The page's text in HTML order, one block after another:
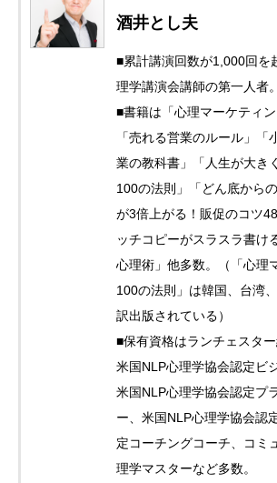
酒井とし夫
■累計講演回数が1,000回を
理学講演会講師の第一人者。
■書籍は「心理マーケティン
「売れる営業のルール」「
業の教科書」「人生が大き
100の法則」「どん底から
が3倍上がる！販促のコツ
ッチコピーがスラスラ書け
心理術」他多数。（「心理
100の法則」は韓国、台湾
訳出版されている）
■保有資格はランチェスター
米国NLP心理学協会認定ビ
米国NLP心理学協会認定プ
ー、米国NLP心理学協会認
定コーチングコーチ、コミ
理学マスターなど多数。